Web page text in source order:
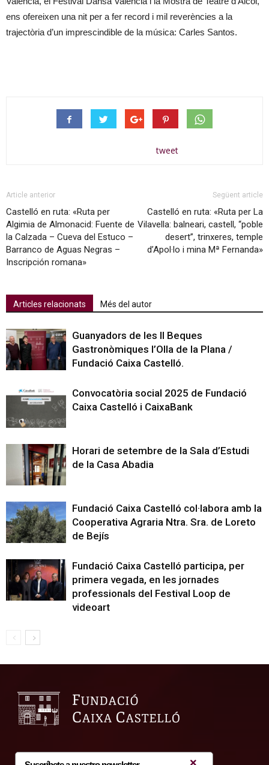
ens ofereixen una nit per a fer record i mil reverències a la
trajectòria d’un imprescindible de la música: Carles Santos.
tweet
Article anterior
Castelló en ruta: «Ruta per
Algimia de Almonacid: Fuente de
la Calzada – Cueva del Estuco –
Barranco de Aguas Negras –
Inscripción romana»
Següent article
Castelló en ruta: «Ruta per La
Vilavella: balneari, castell, “poble
desert”, trinxeres, temple
d’Apol·lo i mina Mª Fernanda»
Articles relacionats Més del autor
Guanyadors de les II Beques
Gastronòmiques l’Olla de la Plana /
Fundació Caixa Castelló.
Convocatòria social 2025 de Fundació
Caixa Castelló i CaixaBank
Horari de setembre de la Sala d’Estudi
de la Casa Abadia
Fundació Caixa Castelló col·labora amb la
Cooperativa Agraria Ntra. Sra. de Loreto
de Bejís
Fundació Caixa Castelló participa, per
primera vegada, en les jornades
professionals del Festival Loop de
videoart